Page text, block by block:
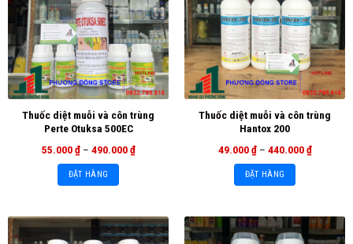
Thuốc diệt muỗi và côn trùng
Perte Otuksa 500EC
55.000₫ – 490.000₫
ĐẶT HÀNG
Thuốc diệt muỗi và côn trùng
Hantox 200
49.000₫ – 440.000₫
ĐẶT HÀNG